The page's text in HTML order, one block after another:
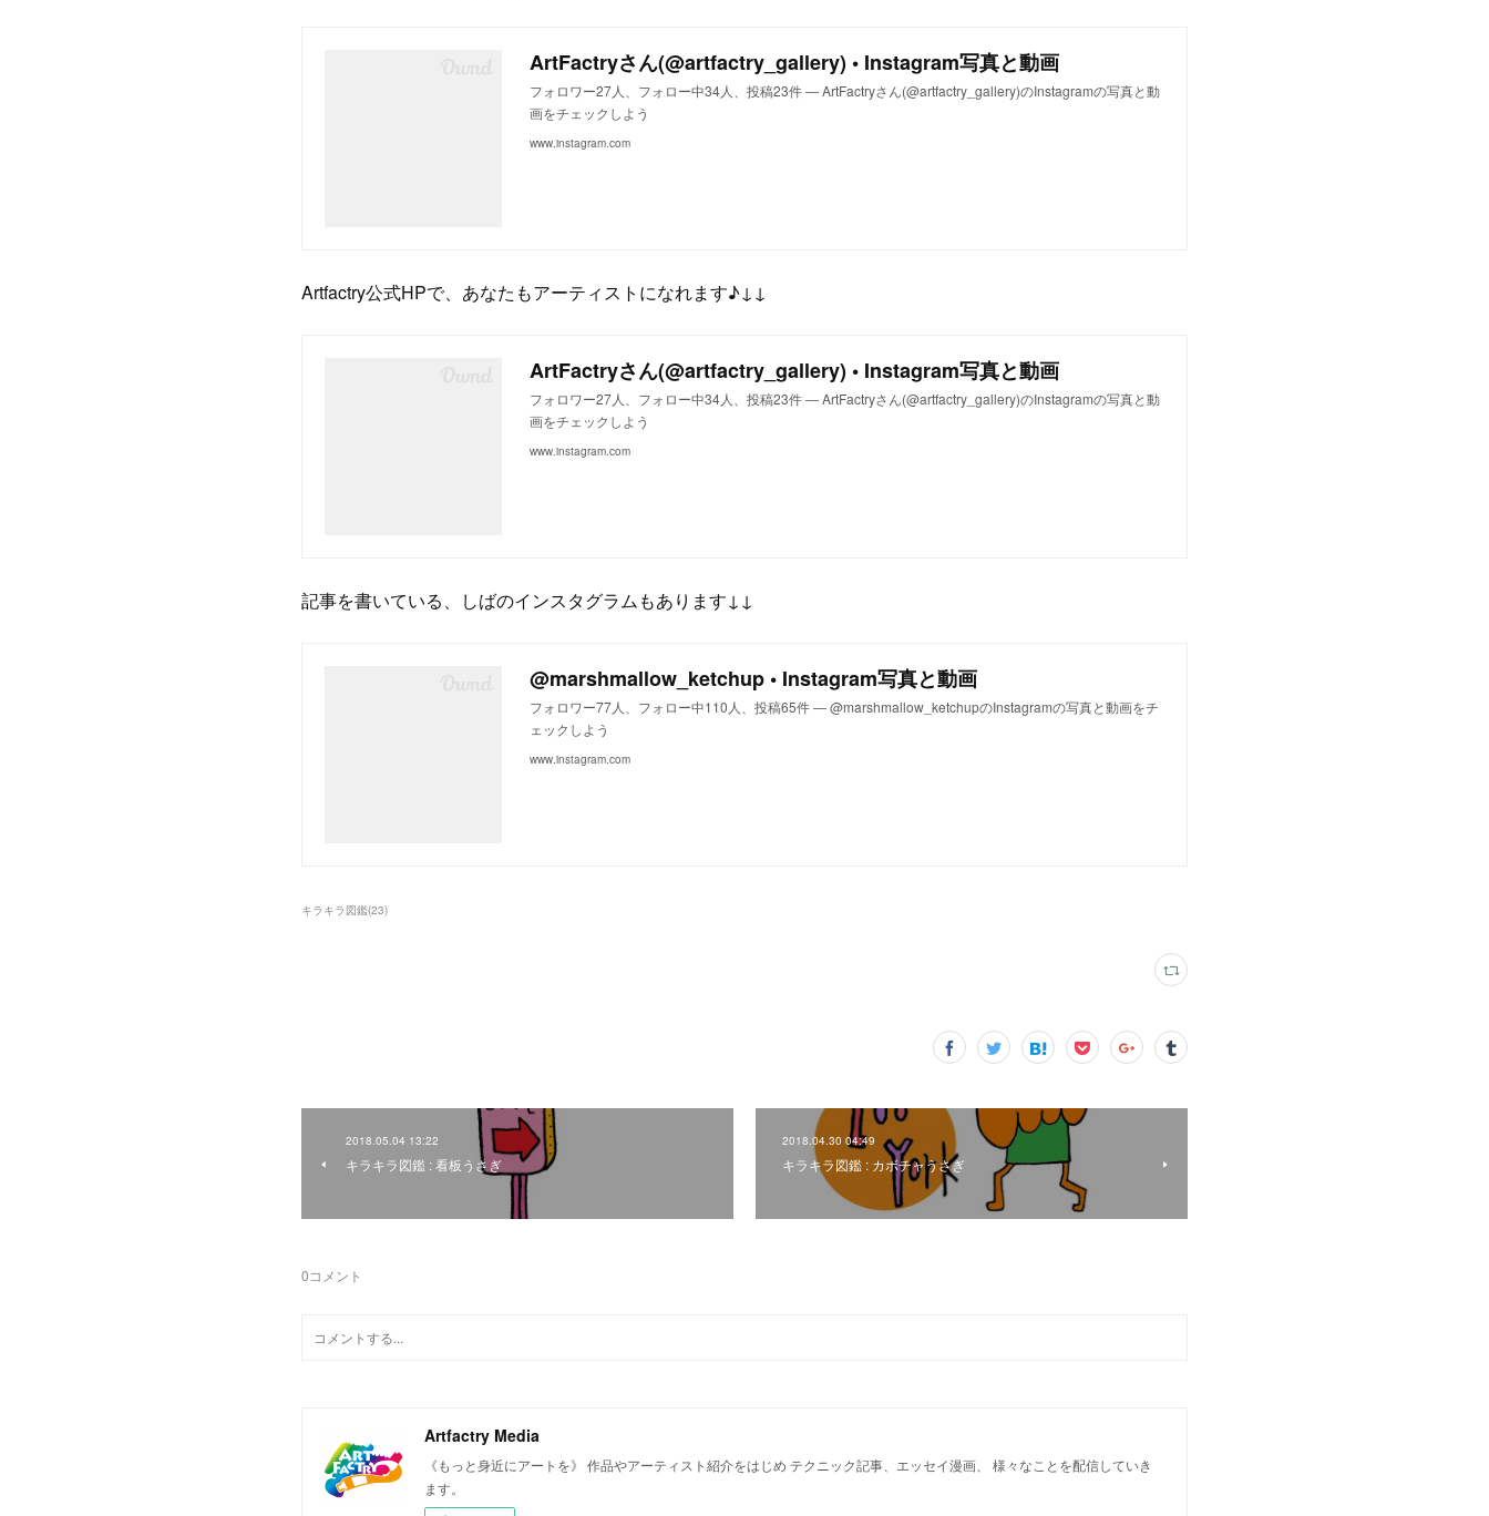
ArtFactryさん(@artfactry_gallery) • Instagram写真と動画
フォロワー27人、フォロー中34人、投稿23件 ― ArtFactryさん(@artfactry_gallery)のInstagramの写真と動
画をチェックしよう
www.instagram.com
Artfactry公式HPで、あなたもアーティストになれます♪↓↓
ArtFactryさん(@artfactry_gallery) • Instagram写真と動画
フォロワー27人、フォロー中34人、投稿23件 ― ArtFactryさん(@artfactry_gallery)のInstagramの写真と動
画をチェックしよう
www.instagram.com
記事を書いている、しばのインスタグラムもあります↓↓
@marshmallow_ketchup • Instagram写真と動画
フォロワー77人、フォロー中110人、投稿65件 ― @marshmallow_ketchupのInstagramの写真と動画をチ
ェックしよう
www.instagram.com
キラキラ図鑑(23)
2018.05.04 13:22
キラキラ図鑑 : 看板うさぎ
2018.04.30 04:49
キラキラ図鑑 : カボチャうさぎ
0コメント
Artfactry Media
《もっと身近にアートを》 作品やアーティスト紹介をはじめ テクニック記事、エッセイ漫画、 様々なことを配信していき
ます。